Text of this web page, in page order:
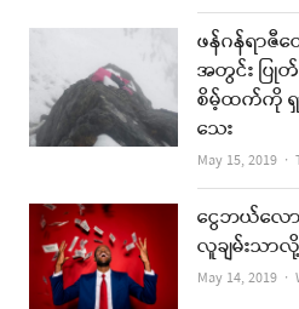
ဖန်ဂန်ရာဇီတ
အတွင်း ပြု
စိမ့်ထက်ကို ရှ
သေး
May 15, 2019
ငွေဘယ်လေ
လူချမ်းသ
May 14, 2019